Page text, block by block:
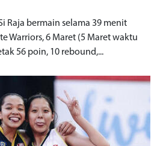
Raja bermain selama 39 menit
Warriors, 6 Maret (5 Maret waktu
56 poin, 10 rebound,...